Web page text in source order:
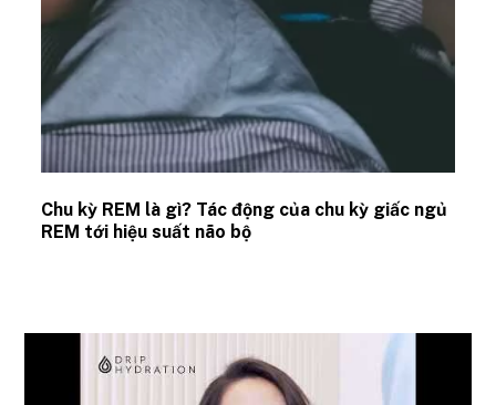
Chu kỳ REM là gì? Tác động của chu kỳ giấc ngủ
REM tới hiệu suất não bộ